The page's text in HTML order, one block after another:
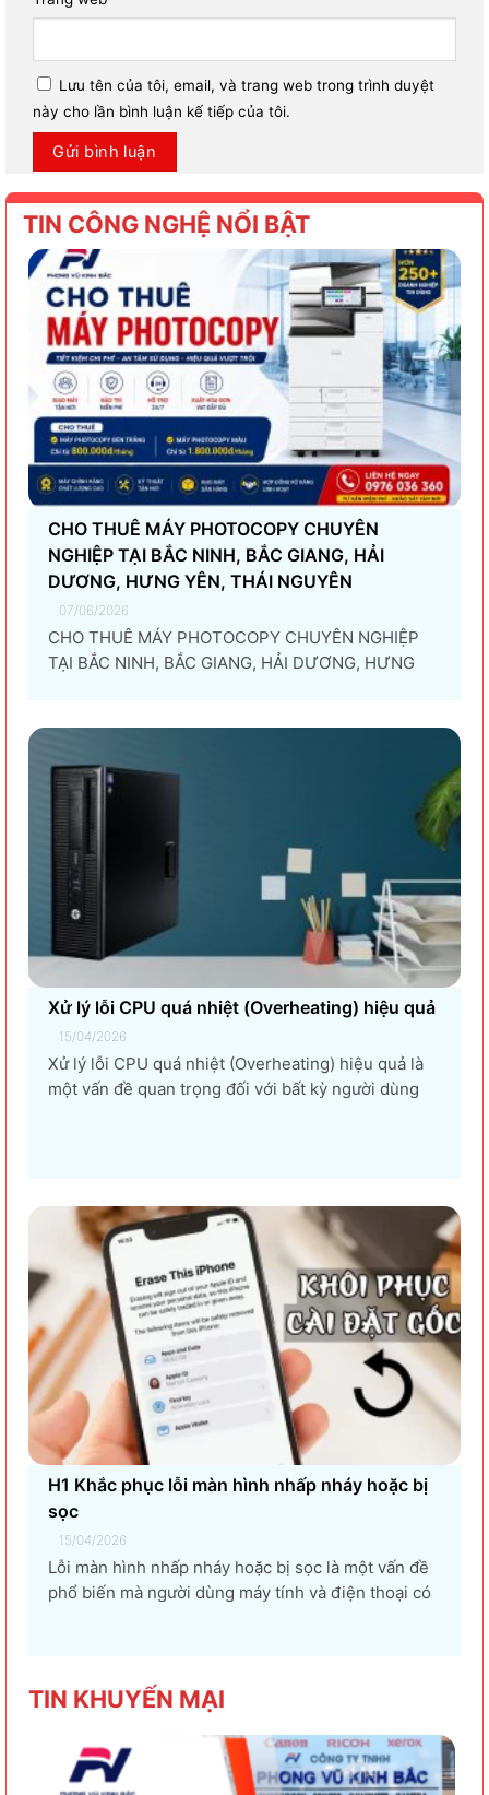
Lưu tên của tôi, email, và trang web trong trình duyệt
này cho lần bình luận kế tiếp của tôi.
TIN CÔNG NGHỆ NỔI BẬT
CHO THUÊ MÁY PHOTOCOPY CHUYÊN
NGHIỆP TẠI BẮC NINH, BẮC GIANG, HẢI
DƯƠNG, HƯNG YÊN, THÁI NGUYÊN
07/06/2026
CHO THUÊ MÁY PHOTOCOPY CHUYÊN NGHIỆP
TẠI BẮC NINH, BẮC GIANG, HẢI DƯƠNG, HƯNG
càng nhiều doanh nghiệp lựa chọn giải pháp...
Xử lý lỗi CPU quá nhiệt (Overheating) hiệu quả
15/04/2026
Xử lý lỗi CPU quá nhiệt (Overheating) hiệu quả là
một vấn đề quan trọng đối với bất kỳ người dùng
H1 Khắc phục lỗi màn hình nhấp nháy hoặc bị
sọc
15/04/2026
Lỗi màn hình nhấp nháy hoặc bị sọc là một vấn đề
phổ biến mà người dùng máy tính và điện thoại có
TIN KHUYẾN MẠI